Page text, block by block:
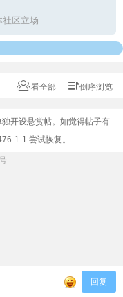
区立场
看全部 倒序浏览
开设悬赏帖。如觉得帖子有
1-1 尝试恢复。